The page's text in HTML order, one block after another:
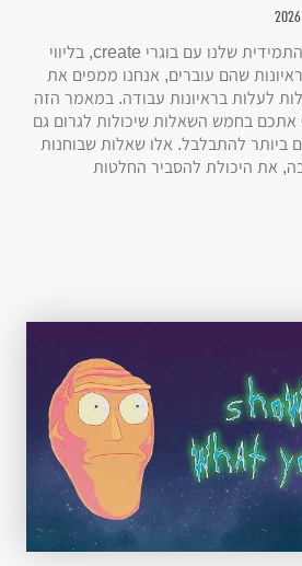
כחלק מהעבודה התמידית שלנו עם בוגרי create, בליווי
שהם עוברים, אנחנו ממפים את
לעלות בראיונות עבודה. במאמר הזה
בחמש השאלות שיכולות לגרום גם
ביותר להתבלבל. אלו שאלות שבוחנות
את היכולת להסביר החלטות